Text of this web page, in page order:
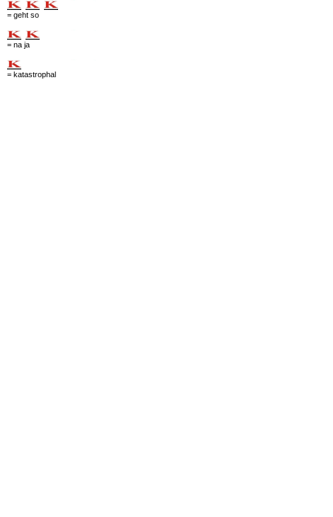
= geht so
= na ja
= katastrophal